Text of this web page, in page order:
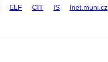
ELF CIT IS Inet.muni.cz